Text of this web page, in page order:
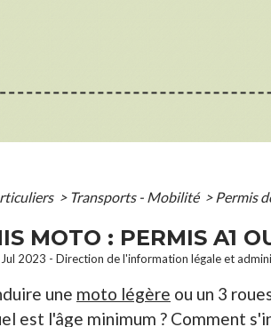
> Transports - Mobilité > Permis
MOTO : PERMIS A1
2023 - Direction de l'information légale et
une moto légère ou un 3
est l'âge minimum ? Comment